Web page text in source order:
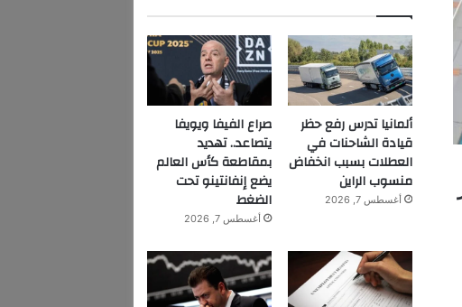
ألمانيا تدرس رفع حظر
قيادة الشاحنات في
العطلات بسبب انخفاض
منسوب الراين
أغسطس 7, 2026
صراع الفيفا ويويفا
يتصاعد.. تهديد
بمقاطعة كأس العالم
يضع إنفانتينو تحت
الضغط
أغسطس 7, 2026